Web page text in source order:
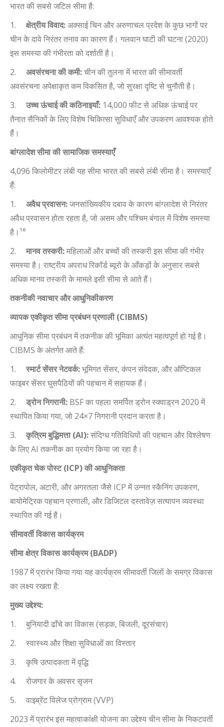
भारत की सबसे जटिल सीमा है:
1.
क्षेत्रीय विवाद:अक्साई चिन और अरुणाचल प्रदेश के कुछ भागों पर
चीन के दावे निरंतर तनाव का कारण हैं। गलवान घाटी की घटना (2020)
इस समस्या की गंभीरता को दर्शाती है।
2.
अवसंरचना की कमी:चीन की तुलना में भारत की सीमावर्ती
अवसंरचना अपेक्षाकृत कम विकसित है, जो सुरक्षा दृष्टि से चुनौती है।
3.
उच्च ऊंचाई की कठिनाइयाँ: 14,000 फीट से अधिक ऊंचाई पर
तैनात सैनिकों के लिए विशेष चिकित्सा सुविधाएँ और उपकरण आवश्यक होते
हैं।
बांग्लादेश सीमा की सामाजिक समस्याएँ
4,096 किलोमीटर लंबी यह सीमा भारत की सबसे लंबी सीमा है । समस्याएँ
हैं:
1.
अवैध प्रवासन:जनसांख्यिकीय दबाव के कारण बांग्लादेश से निरंतर
अवैध प्रवासन होता रहता है, जो असम और पश्चिम बंगाल में विशेष समस्या
है। ¹⁶
2.
मानव तस्करी:महिलाओं और बच्चों की तस्करी इस सीमा की गंभीर
समस्या है। राष्ट्रीय अपराध रिकॉर्ड ब्यूरो के आँकड़ों के अनुसार सबसे
अधिक मानव तस्करी के मामले इसी सीमा से आते हैं।
तकनीकी नवाचार और आधुनिकीकरण
व्यापक एकीकृत सीमा प्रबंधन प्रणाली (CIBMS)
आधुनिक सीमा प्रबंधन में तकनीक की भूमिका अत्यंत महत्वपूर्ण हो गई है।
CIBMS के अंतर्गतआते हैं:
1.
स्मार्ट सेंसर नेटवर्क:भूमिगत सेंसर, कंपन संवेदक, और ऑप्टिकल
फाइबर सेंसर घुसपैठियों की पहचान में सहायक हैं।
2.
ड्रोन निगरानी: BSFका पहला समर्पित ड्रोन स्क्वाड्रन2020 में
स्थापित किया गया, जो 24×7निगरानी प्रदान करता है।
3.
कृत्रिम बुद्धिमत्ता (AI):संदिग्ध गतिविधियों की पहचान और विश्लेषण
के लिएAI तकनीक का प्रयोग किया जा रहा है।
एकीकृत चेक पोस्ट (ICP)की आधुनिकता
पेट्रापोल, अटारी, और अगरतला जैसे ICP में उन्नत स्कैनिंग उपकरण,
बायोमेट्रिक पहचान प्रणाली, और डिजिटल दस्तावेज़ सत्यापन व्यवस्था
स्थापित की गई है।
सीमावर्ती विकास कार्यक्रम
सीमा क्षेत्र विकास कार्यक्रम (BADP)
1987में प्रारंभ किया गया यह कार्यक्रम सीमावर्ती जिलों के समग्र विकास
का लक्ष्य रखता है:
मुख्य उद्देश्य:
1.
बुनियादी ढाँचे का विकास (सड़क, बिजली, दूरसंचार)
2.
स्वास्थ्य और शिक्षा सुविधाओं का विस्तार
3.
कृषि उत्पादकता में वृद्धि
4.
रोजगार के अवसर सृजन
5.
वाइब्रेंट विलेज प्रोग्राम (VVP)
2023 में प्रारंभ इस महत्वाकांक्षी योजना का उद्देश्य चीन सीमा के निकटवर्ती